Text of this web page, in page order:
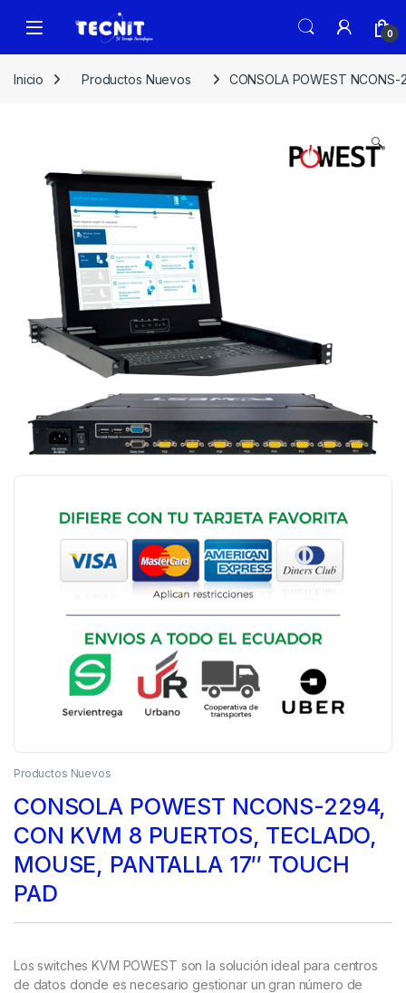
0
Inicio Productos Nuevos CONSOLA POWEST NCONS-
🔍
Productos Nuevos
CONSOLA POWEST NCONS-2294,
CON KVM 8 PUERTOS, TECLADO,
MOUSE, PANTALLA 17″ TOUCH
PAD
Los switches KVM POWEST son la solución ideal para centros
de datos donde es necesario gestionar un gran número de